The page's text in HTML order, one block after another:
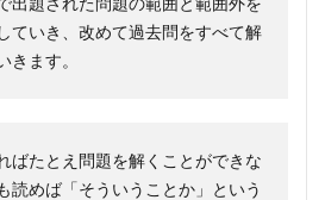
ていき、改めて過去問をすべて解
きます。
ばたとえ問題を解くことができな
読めば「そういうことか」という